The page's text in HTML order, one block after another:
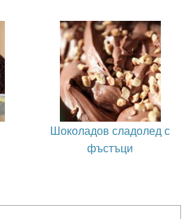
Шоколадов сладолед с
фъстъци